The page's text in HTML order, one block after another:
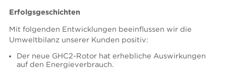
Erfolgsgeschichten
Mit folgenden Entwicklungen beeinflussen wir die
Umweltbilanz unserer Kunden positiv:
Der neue GHC2-Rotor hat erhebliche Auswirkungen
auf den Energieverbrauch.